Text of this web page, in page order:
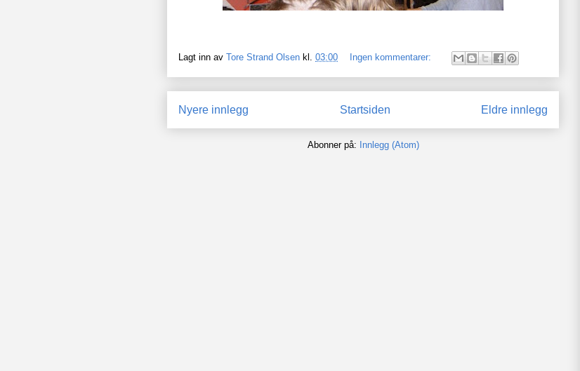
Lagt inn av Tore Strand Olsen kl. 03:00 Ingen kommentarer:
Nyere innlegg Eldre innlegg
Startsiden
Abonner på: Innlegg (Atom)